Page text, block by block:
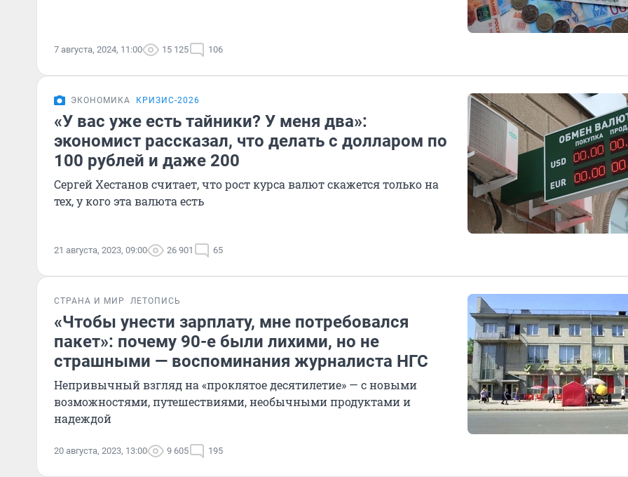
7 августа, 2024, 11:00 15 125 106
ЭКОНОМИКА КРИЗИС-2026
«У вас уже есть тайники? У меня два»:
экономист рассказал, что делать с долларом по
100 рублей и даже 200
Сергей Хестанов считает, что рост курса валют скажется только на
тех, у кого эта валюта есть
21 августа, 2023, 09:00 26 901 65
СТРАНА И МИР ЛЕТОПИСЬ
«Чтобы унести зарплату, мне потребовался
пакет»: почему 90-е были лихими, но не
страшными — воспоминания журналиста НГС
Непривычный взгляд на «проклятое десятилетие» — с новыми
возможностями, путешествиями, необычными продуктами и
надеждой
20 августа, 2023, 13:00 9 605 195